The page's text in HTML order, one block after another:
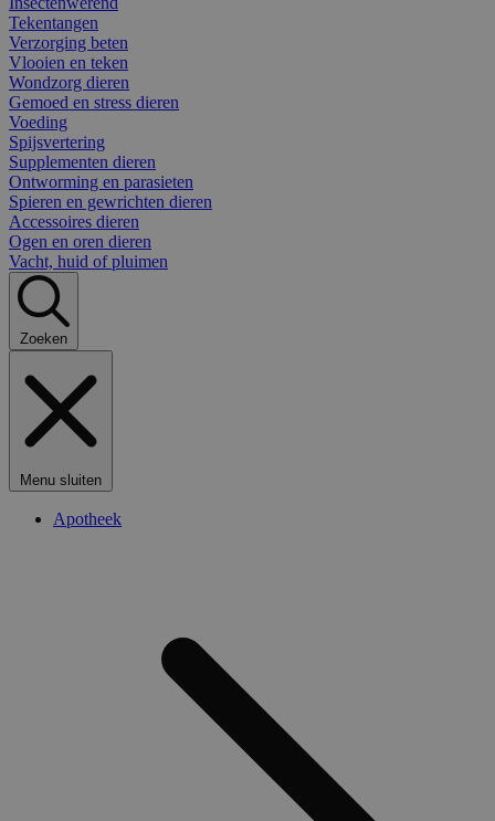
Tekentangen
Verzorging beten
Vlooien en teken
Wondzorg dieren
Gemoed en stress dieren
Voeding
Spijsvertering
Supplementen dieren
Ontworming en parasieten
Spieren en gewrichten dieren
Accessoires dieren
Ogen en oren dieren
Vacht, huid of pluimen
Zoeken
Menu sluiten
Apotheek